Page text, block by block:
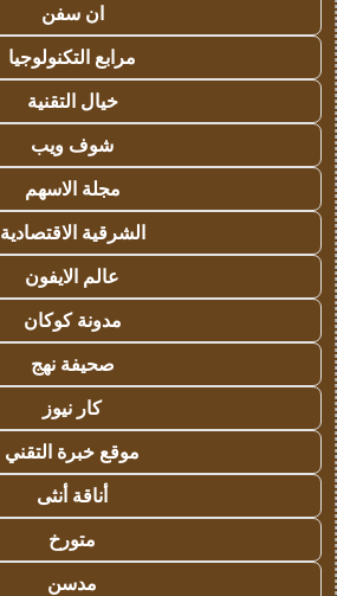
ان سفن
مرابع التكنولوجيا
خيال التقنية
شوف ويب
مجلة الاسهم
الشرقية الاقتصادية
عالم الايفون
مدونة كوكان
صحيفة نهج
كار نيوز
موقع خبرة التقني
أناقة أنثى
متورخ
مدسن